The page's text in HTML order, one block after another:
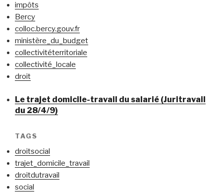
impôts
Bercy
colloc.bercy.gouv.fr
ministère_du_budget
collectivitéterritoriale
collectivité_locale
droit
Le trajet domicile-travail du salarié (Juritravail
du 28/4/9)
TAGS
droitsocial
trajet_domicile_travail
droitdutravail
social